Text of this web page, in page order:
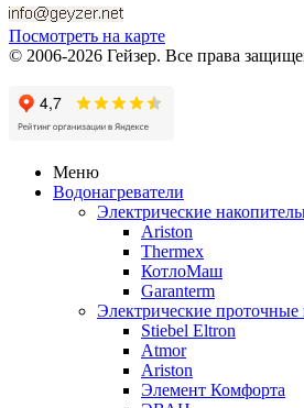
Посмотреть на карте
© 2006-2026 Гейзер. Все права
Меню
Водонагреватели
Электрические
Ariston
Thermex
КотлоМаш
Garanterm
Электрические проточные
Stiebel Eltron
Atmor
Ariston
Элемент Комфорта